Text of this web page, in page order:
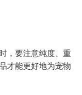
，要注意纯度、重
才能更好地为宠物